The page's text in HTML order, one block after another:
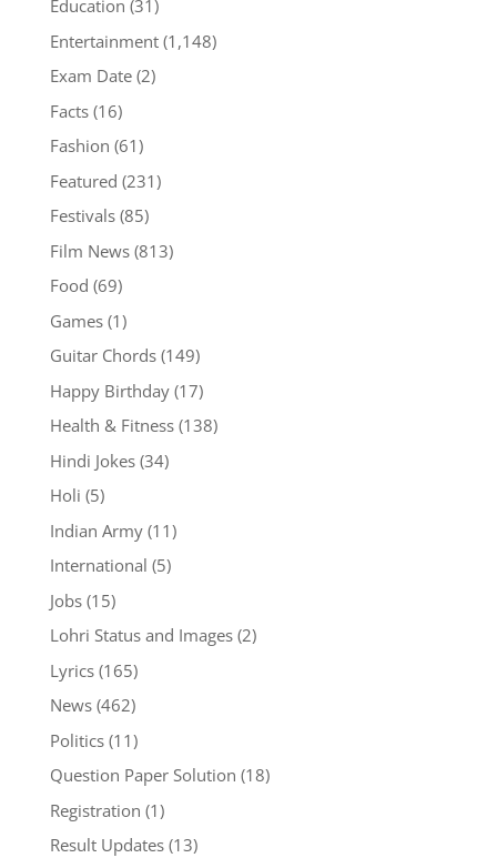
Education (31)
Entertainment(1,148)
Exam Date(2)
Facts(16)
Fashion (61)
Featured (231)
Festivals(85)
Film News(813)
Food (69)
Games(1)
Guitar Chords(149)
Happy Birthday(17)
Health & Fitness(138)
Hindi Jokes(34)
Holi (5)
Indian Army(11)
International (5)
Jobs(15)
Lohri Status and Images(2)
Lyrics(165)
News(462)
Politics(11)
Question Paper Solution (18)
Registration (1)
Result Updates(13)